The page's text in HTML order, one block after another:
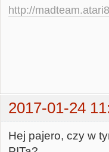
http://
2017-01-24
Hej pajero, czy w